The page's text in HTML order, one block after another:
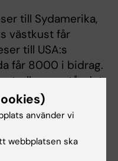
till Sydamerika,
västkust får
till USA:s
får 8000 i bidrag.
avståndet
för
som gäller för de
Europa inom
använder vi
webbplatsen ska